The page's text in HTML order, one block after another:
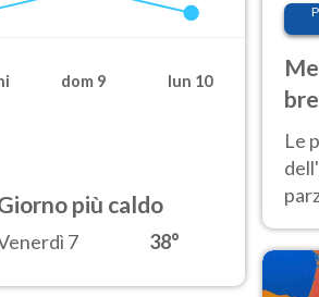
dom 9 lun 10
più caldo
7 38°
Le
40